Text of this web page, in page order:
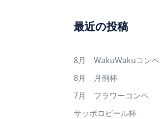
最近の投稿
8月 WakuWakuコンペ
8月 月例杯
7月 フラワーコンペ
サッポロビール杯